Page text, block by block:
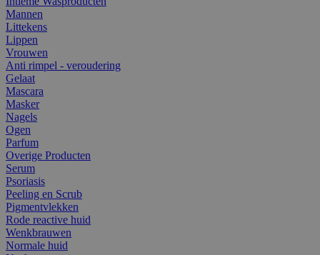
Mannen
Littekens
Lippen
Vrouwen
Anti rimpel - veroudering
Gelaat
Mascara
Masker
Nagels
Ogen
Parfum
Overige Producten
Serum
Psoriasis
Peeling en Scrub
Pigmentvlekken
Rode reactive huid
Wenkbrauwen
Normale huid